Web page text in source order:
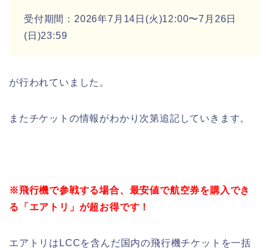
受付期間：2026年7月14日(火)12:00〜7月26日
(日)23:59
が行われていました。
またチケットの情報がわかり次第追記していきます。
※飛行機で参戦する場合、最安値で航空券を購入でき
る「エアトリ」が超お得です！
エアトリはLCCを含んだ国内の飛行機チケットを一括